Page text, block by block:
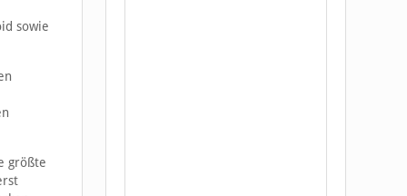
sowie
größte